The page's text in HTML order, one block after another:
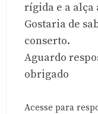
rígida e a
Gostaria de
conserto.
Aguardo
obrigado
Acesse para